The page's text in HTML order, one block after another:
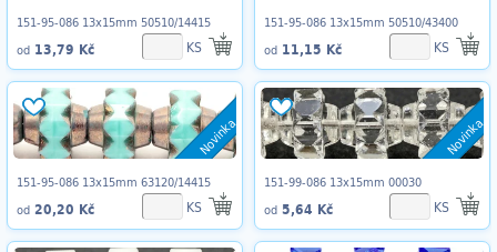
151-95-086 13x15mm 50510/14415
od 13,79 Kč KS
151-95-086 13x15mm 50510/43400
od 11,15 Kč KS
Novinka
151-95-086 13x15mm 63120/14415
od 20,20 Kč KS
Novinka
151-99-086 13x15mm 00030
od 5,64 Kč KS